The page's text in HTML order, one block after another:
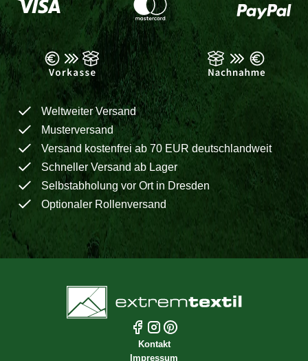
Weltweiter Versand
Musterversand
Versand kostenfrei ab 70 EUR deutschlandweit
Schneller Versand ab Lager
Selbstabholung vor Ort in Dresden
Optionaler Rollenversand
Kontakt
Impressum